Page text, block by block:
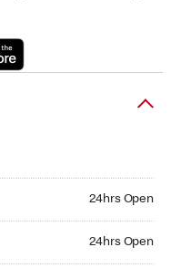
24hrs Open
24hrs Open